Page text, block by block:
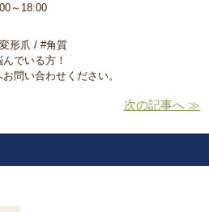
～18:00
形爪 / #角質
でいる方！
問い合わせください。
次の記事へ ≫